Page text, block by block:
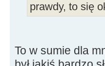
prawdy, to się
To w sumie dla